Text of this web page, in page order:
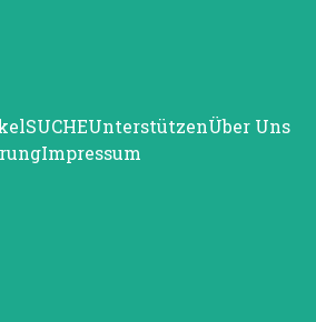
SUCHEUnterstützenÜber Uns
Impressum